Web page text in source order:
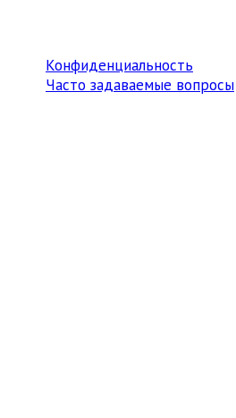
Конфиденциальность
Часто задаваемые вопросы